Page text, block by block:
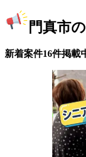
門真市
新着案件16件掲載